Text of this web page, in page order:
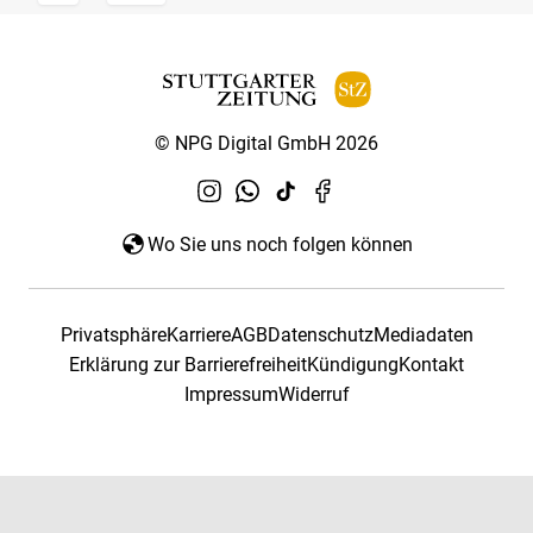
© NPG Digital GmbH 2026
Wo Sie uns noch folgen können
PrivatsphäreKarriereAGBDatenschutzMediadaten
Erklärung zur BarrierefreiheitKündigungKontakt
ImpressumWiderruf